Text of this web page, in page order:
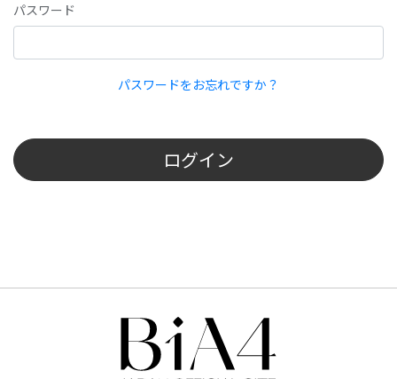
パスワード
パスワードをお忘れですか？
ログイン